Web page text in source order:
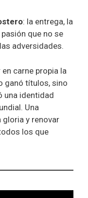
: la entrega, la
que no se
adversidades.
carne propia la
ganó títulos, sino
una identidad
Una
gloria y renovar
los que